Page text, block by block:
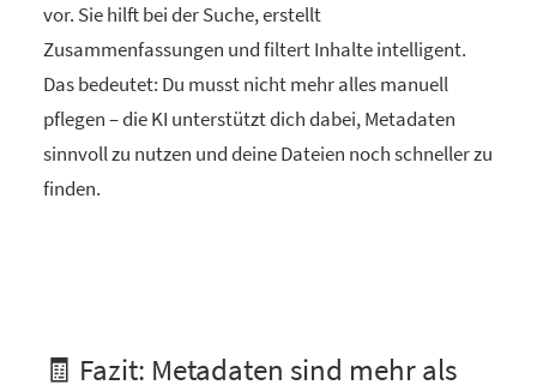
vor. Sie hilft bei der Suche, erstellt
Zusammenfassungen und filtert Inhalte intelligent.
Das bedeutet: Du musst nicht mehr alles manuell
pflegen – die KI unterstützt dich dabei, Metadaten
sinnvoll zu nutzen und deine Dateien noch schneller zu
finden.
🧾 Fazit: Metadaten sind mehr als